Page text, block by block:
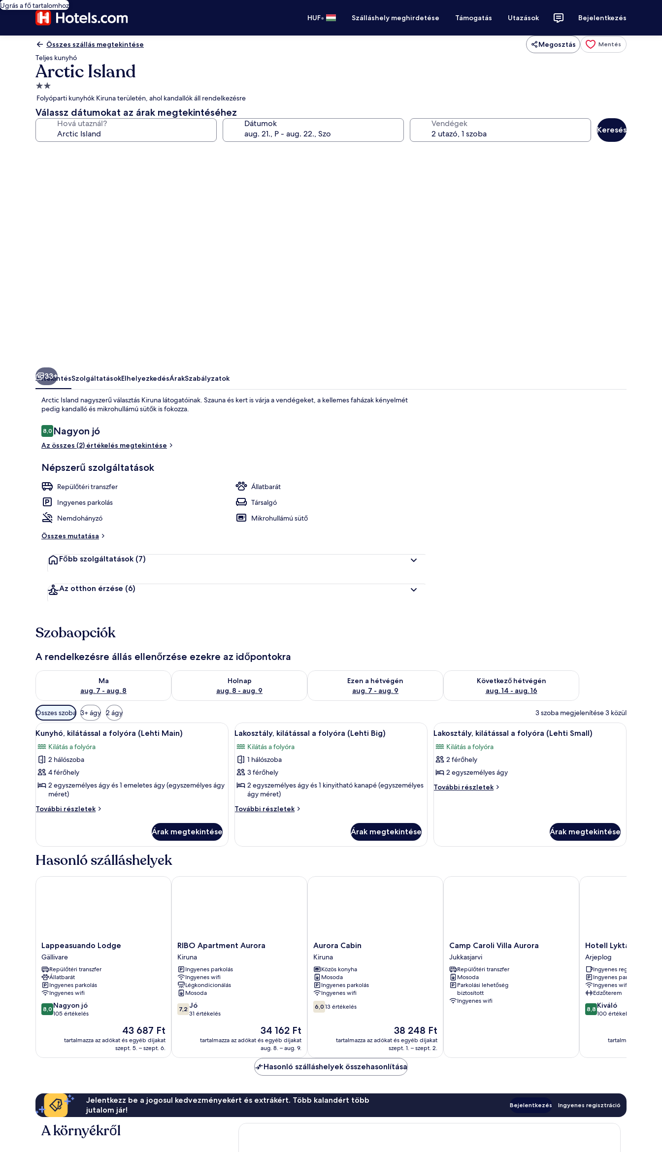
Ugrás a fő tartalomhoz
HUF• Szálláshely meghirdetése Támogatás Utazások Bejelentkezés
Összes szállás megtekintése Megosztás Mentés
Teljes kunyhó
Arctic Island
2.0
csillagos
szálláshely
Folyóparti kunyhók Kiruna területén, ahol kandallók áll rendelkezésre
Válassz dátumokat az árak megtekintéséhez
Hová utaznál? Dátumok Vendégek
Keresés
Kunyhó, kilátással a folyóra (Lehti Main) | Nappalirész | Kandalló
33+
ÁttekintésSzolgáltatásokElhelyezkedésÁrakSzabályzatok
Arctic Island nagyszerű választás Kiruna látogatóinak. Szauna és kert is várja a vendégeket, a kellemes faházak kényelmét
pedig kandalló és mikrohullámú sütők is fokozza.
Értékelések
8,08,0 ennyiből: 10
Nagyon jó
Az összes (2) értékelés megtekintése
Népszerű szolgáltatások
Repülőtéri transzfer
Állatbarát
Ingyenes parkolás
Társalgó
Nemdohányzó
Mikrohullámú sütő
Összes mutatása
Főbb szolgáltatások (7)
Az otthon érzése (6)
Szobaopciók
A rendelkezésre állás ellenőrzése ezekre az időpontokra
Ma
aug. 7 - aug. 8
A ma esti rendelkezésre állás ellenőrzése: aug. 7 - aug. 8
Holnap
aug. 8 - aug. 9
A holnapi rendelkezésre állás ellenőrzése: aug. 8 - aug. 9
Ezen a hétvégén
aug. 7 - aug. 9
A mostani hétvégi rendelkezésre állás ellenőrzése: aug. 7 - aug. 9
Következő hétvégén
aug. 14 - aug. 16
A következő hétvégi rendelkezésre állás ellenőrzése: aug. 14 -
Szobákhoz
rendelkezésre
álló
szűrők
Összes szoba 3+ ágy 2 ágy 3 szoba megjelenítése 3 közül
A
következő
szoba
összes
képének
megtekintése:
Kunyhó,
kilátással
(Lehti
Main)
Kunyhó, kilátással a folyóra (Lehti Main) | Nappali | Kandalló
9
Kunyhó, kilátással a folyóra (Lehti Main)
Kilátás a folyóra
2 hálószoba
4 férőhely
2 egyszemélyes ágy és 1 emeletes ágy (egyszemélyes ágy
méret)
További részletek
Kunyhó,
(Lehti
további
Árak megtekintése
A
következő
szoba
összes
képének
megtekintése:
Lakosztály,
kilátással
(Lehti
Lakosztály, kilátással a folyóra (Lehti Big) | Nappali | Kandalló
7
Lakosztály, kilátással a folyóra (Lehti Big)
Kilátás a folyóra
1 hálószoba
3 férőhely
2 egyszemélyes ágy és 1 kinyitható kanapé (egyszemélyes
ágy méret)
További részletek
Lakosztály,
(Lehti
Árak megtekintése
A
következő
szoba
összes
képének
megtekintése:
(Lehti
Lakosztály, kilátással a folyóra (Lehti
8
Lakosztály, kilátással a folyóra (Lehti Small)
Kilátás a folyóra
2 férőhely
2 egyszemélyes ágy
További részletek
Lakosztály,
további
részletei
Árak megtekintése
Hasonló szálláshelyek
Lappeasuando
Lodge
Gällivare
Lappeasuando Lodge
Gällivare
Repülőtéri transzfer
Állatbarát
Ingyenes parkolás
Ingyenes wifi
8.0
ennyiből:
értékelés
8,0 Nagyon jó
105 értékelés
Az
ár
43 687 Ft
43 687 Ft
tartalmazza az adókat és egyéb díjakat
szept. 5. – szept. 6.
Lappeasuando Lodge
RIBO
Apartment
Aurora
Kiruna
RIBO Apartment Aurora
Kiruna
Ingyenes parkolás
Ingyenes wifi
Légkondicionálás
Mosoda
7.2
ennyiből:
7,2 Jó
31 értékelés
Az
ár
34 162 Ft
34 162 Ft
tartalmazza az adókat és egyéb díjakat
aug. 8. – aug. 9.
RIBO Apartment Aurora
Aurora
Cabin
Kiruna
Aurora Cabin
Kiruna
Közös konyha
Mosoda
Ingyenes parkolás
Ingyenes wifi
6.0
ennyiből:
értékelés
6,0 13 értékelés
Az
ár
38 248 Ft
38 248 Ft
tartalmazza az adókat és egyéb díjakat
szept. 1. – szept. 2.
Aurora Cabin
Camp
Caroli
Villa
Aurora
Jukkasjarvi
Camp Caroli Villa Aurora
Jukkasjarvi
Repülőtéri transzfer
Mosoda
Parkolási lehetőség
biztosított
Ingyenes wifi
Camp Caroli Villa Aurora
Hotell
Lyktan
Arjeplog
Hotell Lyktan
Arjeplog
Ingyenes reggeli
Ingyenes parkolás
Ingyenes wifi
Edzőterem
8.8
ennyiből:
8,8 Kiváló
100 értékelés
tartalmazza az
Hotell Lyktan
Hasonló szálláshelyek összehasonlítása
Jelentkezz be a jogosul kedvezményekért és extrákért. Több kalandért több
jutalom jár!
Bejelentkezés Ingyenes regisztráció
A környékről